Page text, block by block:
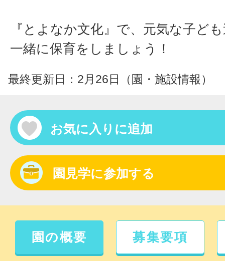
『とよなか文化』で、元気な子ど
一緒に保育をしましょう！
最終更新日：2月26日（園・施設情報）
お気に入りに追加
園見学に参加する
園の概要 募集要項